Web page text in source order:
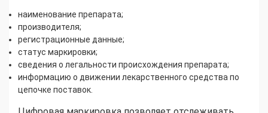
наименование препарата;
производителя;
регистрационные данные;
статус маркировки;
сведения о легальности происхождения препарата;
информацию о движении лекарственного средства по
цепочке поставок.